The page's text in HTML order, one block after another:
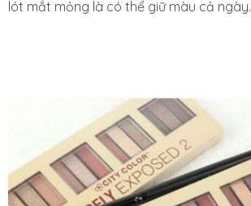
lót mắt mỏng là có thể giữ màu cả ngày.